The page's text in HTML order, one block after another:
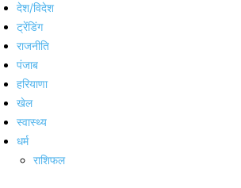
देश/विदेश
ट्रेंडिंग
राजनीति
पंजाब
हरियाणा
खेल
स्वास्थ्य
धर्म
राशिफल